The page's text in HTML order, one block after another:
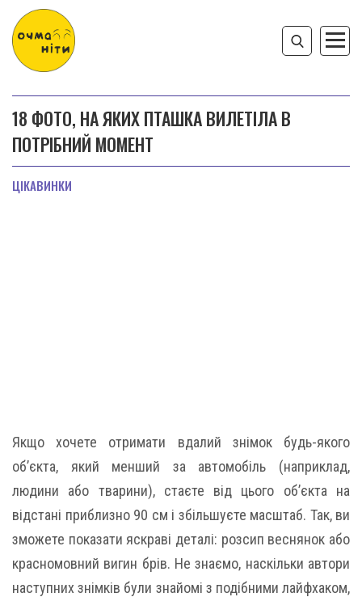
18 ФОТО, НА ЯКИХ ПТАШКА ВИЛЕТІЛА В
ПОТРІБНИЙ МОМЕНТ
ЦІКАВИНКИ
Якщо хочете отримати вдалий знімок будь-якого
об’єкта, який менший за автомобіль (наприклад,
людини або тварини), стаєте від цього об’єкта на
відстані приблизно 90 см і збільшуєте масштаб. Так, ви
зможете показати яскраві деталі: розсип веснянок або
красномовний вигин брів. Не знаємо, наскільки автори
наступних знімків були знайомі з подібними лайфхаком,